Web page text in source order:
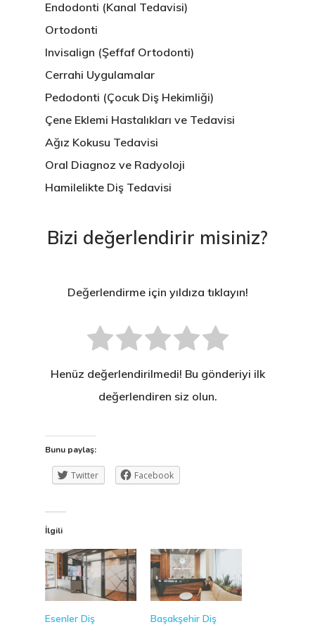
Endodonti (Kanal Tedavisi)
Ortodonti
Invisalign (Şeffaf Ortodonti)
Cerrahi Uygulamalar
Pedodonti (Çocuk Diş Hekimliği)
Çene Eklemi Hastalıkları ve Tedavisi
Ağız Kokusu Tedavisi
Oral Diagnoz ve Radyoloji
Hamilelikte Diş Tedavisi
Bizi değerlendirir misiniz?
Değerlendirme için yıldıza tıklayın!
Henüz değerlendirilmedi! Bu gönderiyi ilk
değerlendiren siz olun.
Bunu paylaş:
Twitter Facebook
İlgili
Esenler Diş
Başakşehir Diş